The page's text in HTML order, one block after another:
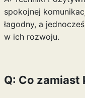
spokojnej
łagodny, a
w ich rozwoju.
Q: Co zamiast